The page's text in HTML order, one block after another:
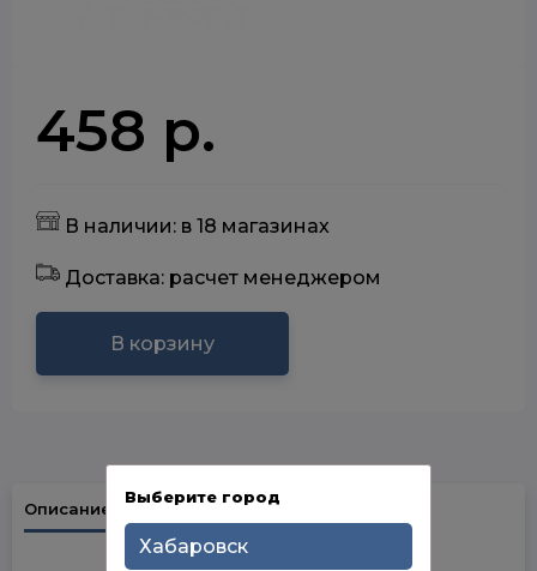
458 р.
В наличии: в 18 магазинах
Доставка: расчет менеджером
В корзину
Описание Наличие в магазинах
Выберите город
Хабаровск